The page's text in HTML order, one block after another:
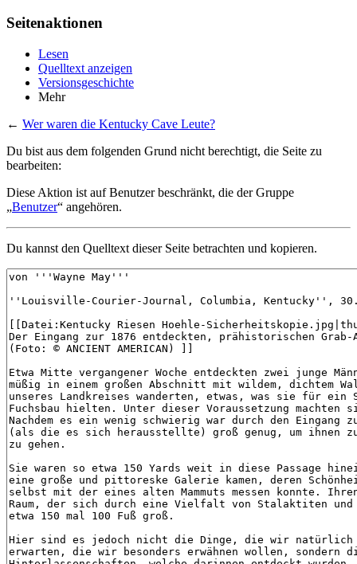
Seitenaktionen
Lesen
Quelltext anzeigen
Versionsgeschichte
Mehr
← Wer waren die Kentucky Cave Leute?
Du bist aus dem folgenden Grund nicht berechtigt, die Seite zu
bearbeiten:
Diese Aktion ist auf Benutzer beschränkt, die der Gruppe
„Benutzer“ angehören.
Du kannst den Quelltext dieser Seite betrachten und kopieren.